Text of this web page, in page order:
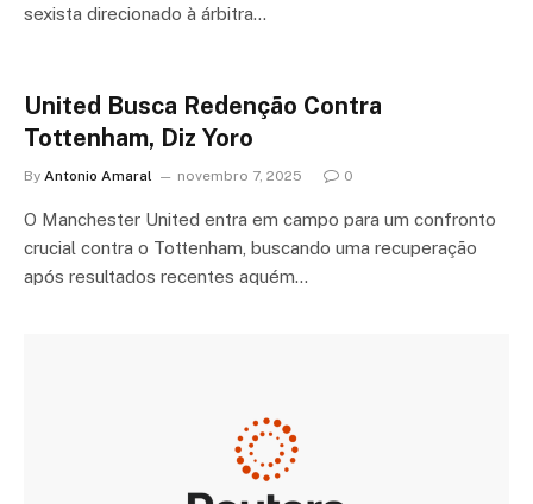
sexista direcionado à árbitra…
United Busca Redenção Contra
Tottenham, Diz Yoro
By Antonio Amaral novembro 7, 2025 0
O Manchester United entra em campo para um confronto
crucial contra o Tottenham, buscando uma recuperação
após resultados recentes aquém…